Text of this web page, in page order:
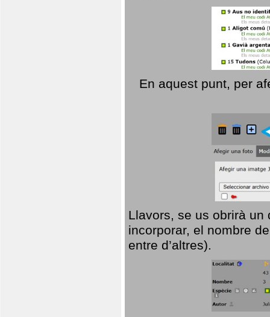
En aquest punt, per
Llavors, se us obrirà
incorporar, el nombre
entre d’altres).